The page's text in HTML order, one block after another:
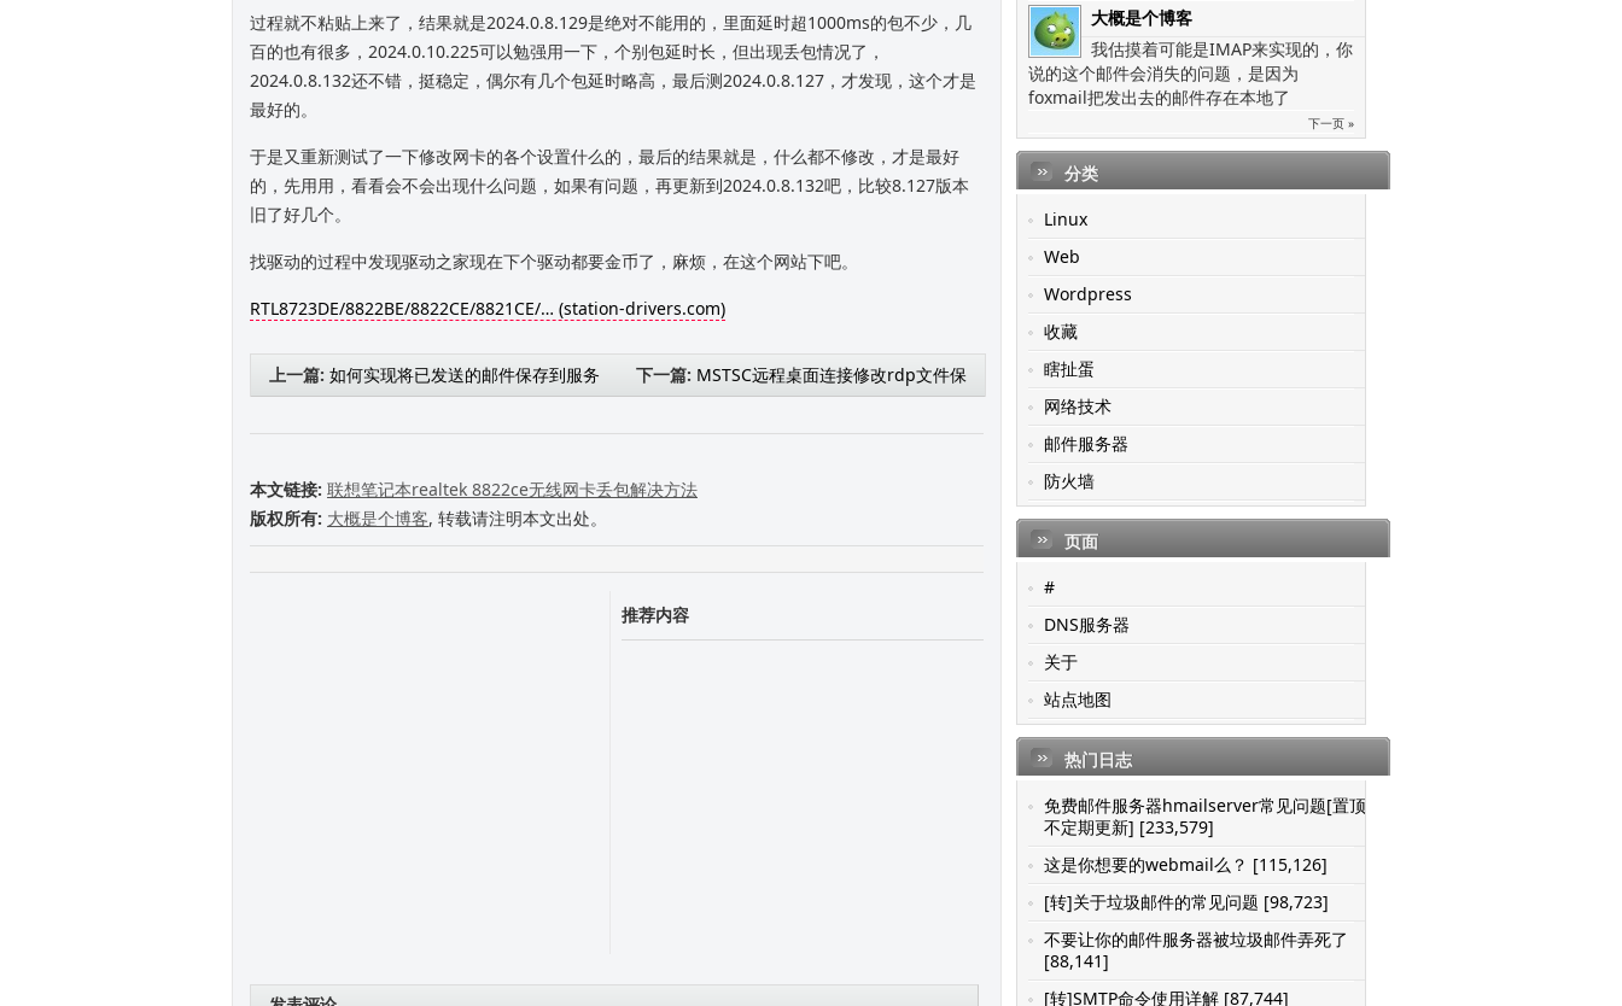
过程就不粘贴上来了，结果就是2024.0.8.129是绝对不能用的，里面延时超1000ms的包不少，几
百的也有很多，2024.0.10.225可以勉强用一下，个别包延时长，但出现丢包情况了，
2024.0.8.132还不错，挺稳定，偶尔有几个包延时略高，最后测2024.0.8.127，才发现，这个才是
最好的。
于是又重新测试了一下修改网卡的各个设置什么的，最后的结果就是，什么都不修改，才是最好
的，先用用，看看会不会出现什么问题，如果有问题，再更新到2024.0.8.132吧，比较8.127版本
旧了好几个。
找驱动的过程中发现驱动之家现在下个驱动都要金币了，麻烦，在这个网站下吧。
RTL8723DE/8822BE/8822CE/8821CE/… (station-drivers.com)
上一篇: 如何实现将已发送的邮件保存到服务
下一篇: MSTSC远程桌面连接修改rdp文件保
本文链接: 联想笔记本realtek 8822ce无线网卡丢包解决方法
版权所有: 大概是个博客, 转载请注明本文出处。
推荐内容
大概是个博客
我估摸着可能是IMAP来实现的，你
说的这个邮件会消失的问题，是因为
foxmail把发出去的邮件存在本地了
下一页 »
分类
Linux
Web
Wordpress
收藏
瞎扯蛋
网络技术
邮件服务器
防火墙
页面
#
DNS服务器
关于
站点地图
热门日志
免费邮件服务器hmailserver常见问题[置顶-
不定期更新] [233,579]
这是你想要的webmail么？ [115,126]
[转]关于垃圾邮件的常见问题 [98,723]
不要让你的邮件服务器被垃圾邮件弄死了
[88,141]
[转]SMTP命令使用详解 [87,744]